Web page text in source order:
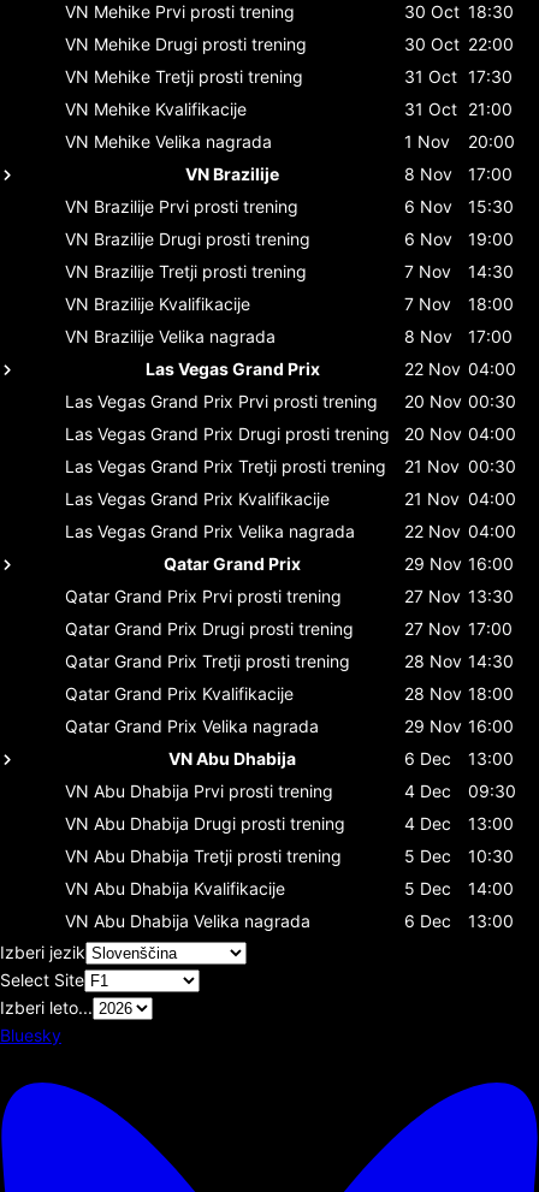
VN Mehike Prvi prosti trening 30 Oct 18:30
VN Mehike Drugi prosti trening 30 Oct 22:00
VN Mehike Tretji prosti trening 31 Oct 17:30
VN Mehike Kvalifikacije 31 Oct 21:00
VN Mehike Velika nagrada 1 Nov
20:00
VN Brazilije
8 Nov
17:00
VN Brazilije Prvi prosti trening 6 Nov
15:30
VN Brazilije Drugi prosti trening 6 Nov
19:00
VN Brazilije Tretji prosti trening 7 Nov
14:30
VN Brazilije Kvalifikacije 7 Nov
18:00
VN Brazilije Velika nagrada 8 Nov
17:00
Las Vegas Grand Prix
22 Nov 04:00
Las Vegas Grand Prix Prvi prosti trening 20 Nov 00:30
Las Vegas Grand Prix Drugi prosti trening 20 Nov 04:00
Las Vegas Grand Prix Tretji prosti trening 21 Nov 00:30
Las Vegas Grand Prix Kvalifikacije 21 Nov 04:00
Las Vegas Grand Prix Velika nagrada 22 Nov 04:00
Qatar Grand Prix
29 Nov 16:00
Qatar Grand Prix Prvi prosti trening 27 Nov 13:30
Qatar Grand Prix Drugi prosti trening 27 Nov 17:00
Qatar Grand Prix Tretji prosti trening 28 Nov 14:30
Qatar Grand Prix Kvalifikacije 28 Nov 18:00
Qatar Grand Prix Velika nagrada 29 Nov 16:00
VN Abu Dhabija
6 Dec
13:00
VN Abu Dhabija Prvi prosti trening 4 Dec
09:30
VN Abu Dhabija Drugi prosti trening 4 Dec
13:00
VN Abu Dhabija Tretji prosti trening 5 Dec
10:30
VN Abu Dhabija Kvalifikacije 5 Dec
14:00
VN Abu Dhabija Velika nagrada 6 Dec
13:00
Izberi jezik
Select Site
Izberi leto...
Bluesky